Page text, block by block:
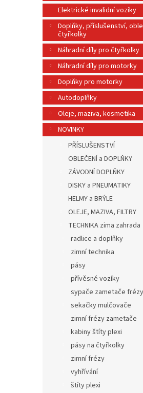
l
Elektrické invalidní vozíky
Doplňky, příslušenství,
čtyřkolky
Náhradní díly pro čtyřkolky
Náhradní díly pro motorky
Doplňky pro motorky
Autodoplňky
Oleje, maziva, kosmetika
NOVINKY
PŘÍSLUŠENSTVÍ
OBLEČENÍ a DOPLŇKY
ZÁVODNÍ DOPLŇKY
DISKY a PNEUMATIKY
HELMY a BRÝLE
OLEJE, MAZIVA, FILTRY
TECHNIKA zima zahrada
radlice a doplňky
zimní technika
pásy
přívěsné vozíky
sypače zametače frézy
sekačky mulčovače
zimní frézy zametače
kabiny štíty plexi
pásy na čtyřkolky
zimní frézy
vyhřívání
štíty plexi